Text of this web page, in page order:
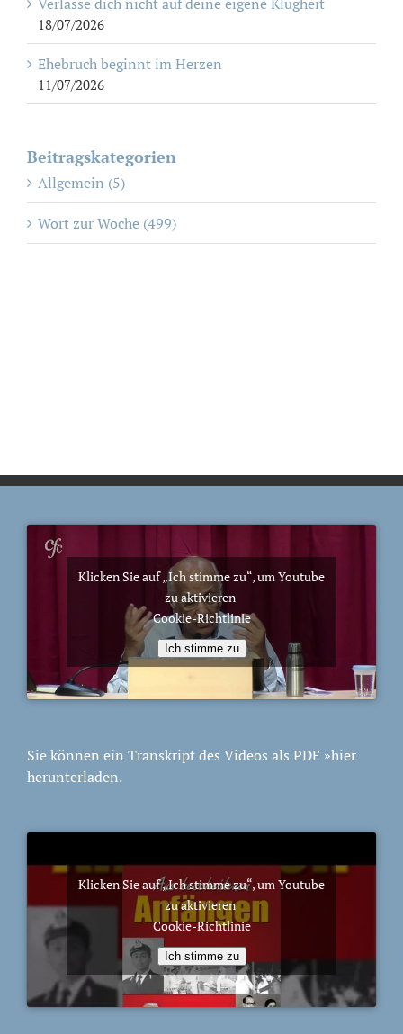
18/07/2026
Ehebruch beginnt im Herzen
11/07/2026
Beitragskategorien
Allgemein (5)
Wort zur Woche (499)
Klicken Sie auf „Ich stimme zu“, um Youtube
zu aktivieren
Cookie-Richtlinie
Ich stimme zu
Sie können ein Transkript des Videos als PDF »hier
herunterladen.
Klicken Sie auf „Ich stimme zu“, um Youtube
zu aktivieren
Cookie-Richtlinie
Ich stimme zu